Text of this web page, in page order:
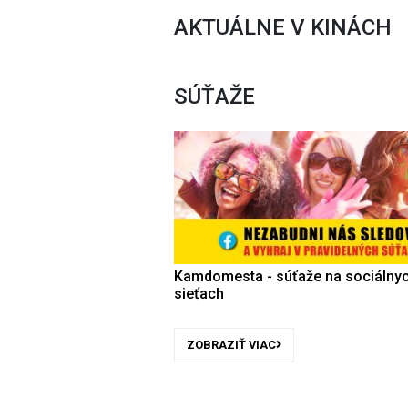
AKTUÁLNE V KINÁCH
SÚŤAŽE
Kamdomesta - súťaže na
sieťach
ZOBRAZIŤ VIAC